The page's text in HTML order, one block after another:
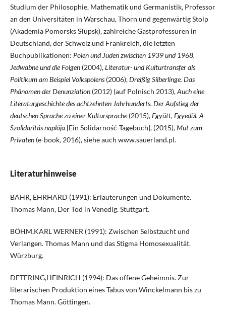
Studium der Philosophie, Mathematik und Germanistik, Professor
an den Universitäten in Warschau, Thorn und gegenwärtig Stolp
(Akademia Pomorsks Słupsk), zahlreiche Gastprofessuren in
Deutschland, der Schweiz und Frankreich, die letzten
Buchpublikationen: Polen und Juden zwischen 1939 und 1968.
Jedwabne und die Folgen (2004),Literatur- und Kulturtransfer als
Politikum am Beispiel Volkspolens (2006),Dreißig Silberlinge. Das
Phänomen der Denunziation (2012) (auf Polnisch 2013),Auch eine
Literaturgeschichte des achtzehnten Jahrhunderts. Der Aufstieg der
deutschen Sprache zu einer Kultursprache(2015),Együtt, Egyedül. A
Szolidaritás naplója [Ein Solidarność-Tagebuch], (2015),Mut zum
Privaten (e-book, 2016), siehe auch www.sauerland.pl.
Literaturhinweise
BAHR, EHRHARD (1991): Erläuterungen und Dokumente.
Thomas Mann, Der Tod in Venedig. Stuttgart.
BÖHM,KARL WERNER (1991): Zwischen Selbstzucht und
Verlangen. Thomas Mann und das Stigma Homosexualität.
Würzburg.
DETERING,HEINRICH (1994): Das offene Geheimnis. Zur
literarischen Produktion eines Tabus von Winckelmann bis zu
Thomas Mann. Göttingen.